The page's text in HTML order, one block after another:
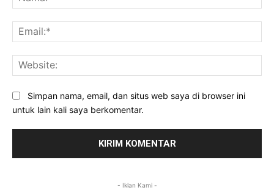
Simpan nama, email, dan situs web saya di browser ini
untuk lain kali saya berkomentar.
- Iklan Kami -